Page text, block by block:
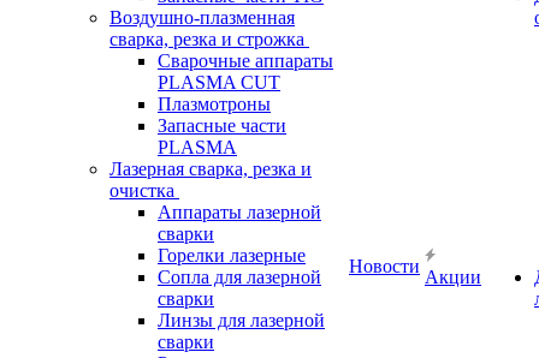
Воздушно-плазменная
сварка, резка и строжка
Сварочные аппараты
PLASMA CUT
Плазмотроны
Запасные части
PLASMA
Лазерная сварка, резка и
очистка
Аппараты лазерной
сварки
Горелки лазерные
Сопла для лазерной
сварки
Линзы для лазерной
сварки
Новости
Акции